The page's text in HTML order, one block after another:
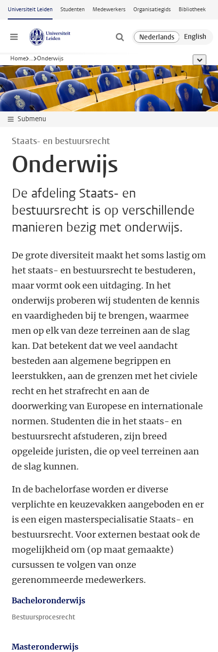
Ga naar hoofdinhoud
Universiteit Leiden Studenten Medewerkers Organisatiegids Bibliotheek
Menu
Home ... Onderwijs toon
Submenu
Staats- en bestuursrecht
Onderwijs
De afdeling Staats- en
bestuursrecht is op verschillende
manieren bezig met onderwijs.
De grote diversiteit maakt het soms lastig om
het staats- en bestuursrecht te bestuderen,
maar vormt ook een uitdaging. In het
onderwijs proberen wij studenten de kennis
en vaardigheden bij te brengen, waarmee
men op elk van deze terreinen aan de slag
kan. Dat betekent dat we veel aandacht
besteden aan algemene begrippen en
leerstukken, aan de grenzen met het civiele
recht en het strafrecht en aan de
doorwerking van Europese en internationale
normen. Studenten die in het staats- en
bestuursrecht afstuderen, zijn breed
opgeleide juristen, die op veel terreinen aan
de slag kunnen.
In de bachelorfase worden er diverse
verplichte en keuzevakken aangeboden en er
is een eigen masterspecialisatie Staats- en
bestuursrecht. Voor externen bestaat ook de
mogelijkheid om (op maat gemaakte)
cursussen te volgen van onze
gerenommeerde medewerkers.
Bacheloronderwijs
Bestuursprocesrecht
Masteronderwijs